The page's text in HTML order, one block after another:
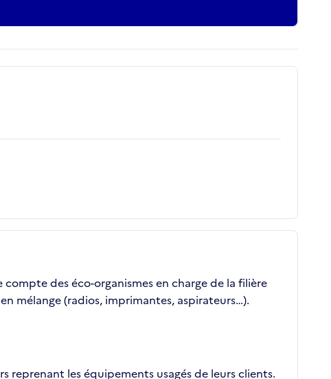
des éco-organismes en charge de la filière
mélange (radios, imprimantes, aspirateurs…).
reprenant les équipements usagés de leurs clients.